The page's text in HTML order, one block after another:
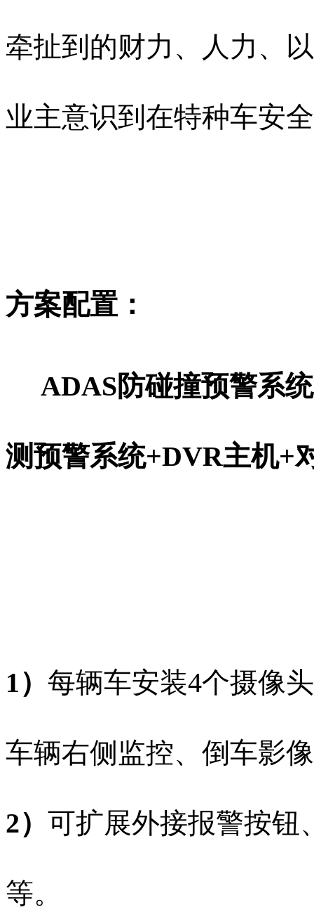
牵扯到的财力、人力、
业主意识到在特种车安
方案配置：
ADAS防碰撞预警系
测预警系统+DVR主机+
1） 每辆车安装4个摄像
车辆右侧监控、倒车影
2） 可扩展外接报警按钮
等。